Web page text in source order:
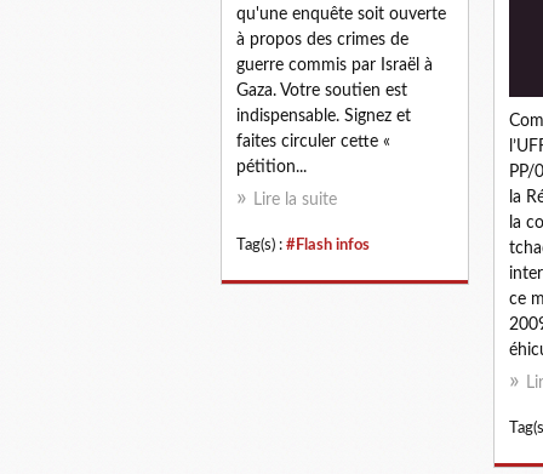
qu'une enquête soit ouverte
à propos des crimes de
guerre commis par Israël à
Gaza. Votre soutien est
indispensable. Signez et
faites circuler cette «
pétition...
Lire la suite
Tag(s) : #Flash infos
PP/
la
la
ce